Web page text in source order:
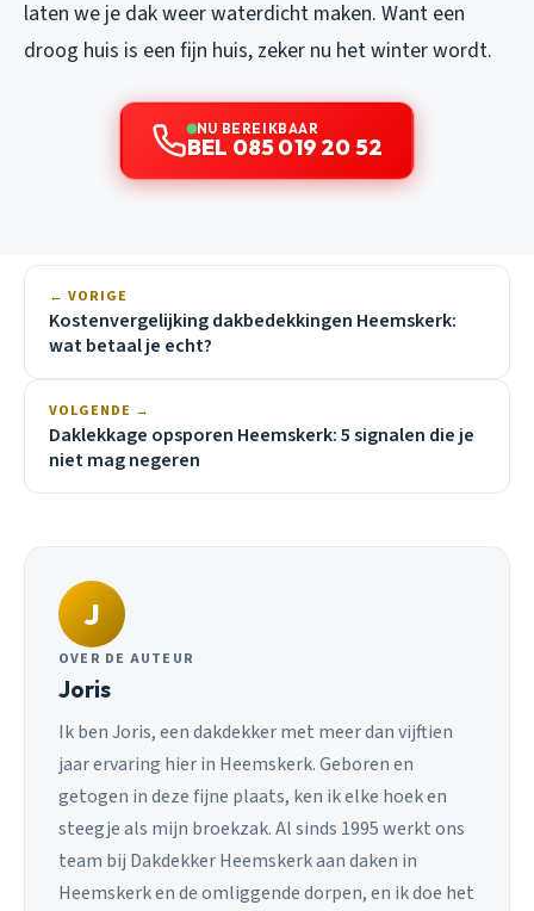
laten we je dak weer waterdicht maken. Want een
droog huis is een fijn huis, zeker nu het winter wordt.
NU BEREIKBAAR
BEL 085 019 20 52
← VORIGE
Kostenvergelijking dakbedekkingen Heemskerk:
wat betaal je echt?
VOLGENDE →
Daklekkage opsporen Heemskerk: 5 signalen die je
niet mag negeren
J
OVER DE AUTEUR
Joris
Ik ben Joris, een dakdekker met meer dan vijftien
jaar ervaring hier in Heemskerk. Geboren en
getogen in deze fijne plaats, ken ik elke hoek en
steegje als mijn broekzak. Al sinds 1995 werkt ons
team bij Dakdekker Heemskerk aan daken in
Heemskerk en de omliggende dorpen, en ik doe het